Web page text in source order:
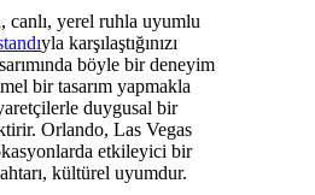
canlı, yerel ruhla uyumlu
yla karşılaştığınızı
böyle bir deneyim
bir tasarım yapmakla
duygusal bir
Orlando, Las Vegas
etkileyici bir
kültürel uyumdur.